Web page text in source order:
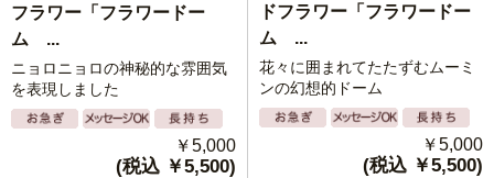
フラワー「フラワードー
ム ...
ニョロニョロの神秘的な雰囲気
を表現しました
￥5,000
(税込 ￥5,500)
ドフラワー「フラワードー
ム ...
花々に囲まれてたたずむムーミ
ンの幻想的ドーム
￥5,000
(税込 ￥5,500)